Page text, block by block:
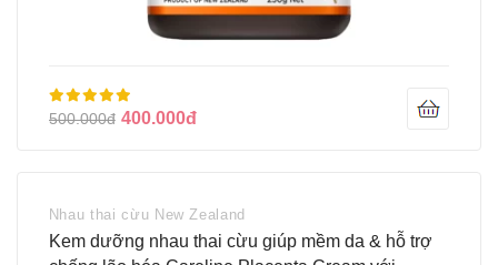
500.000đ 400.000đ
Nhau thai cừu New Zealand
Kem dưỡng nhau thai cừu giúp mềm da & hỗ trợ